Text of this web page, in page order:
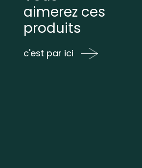
aimerez ces
produits
c'est par ici